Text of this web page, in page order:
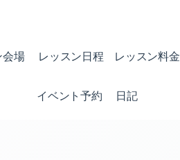
会場 レッスン日程 レッスン料金
イベント予約 日記